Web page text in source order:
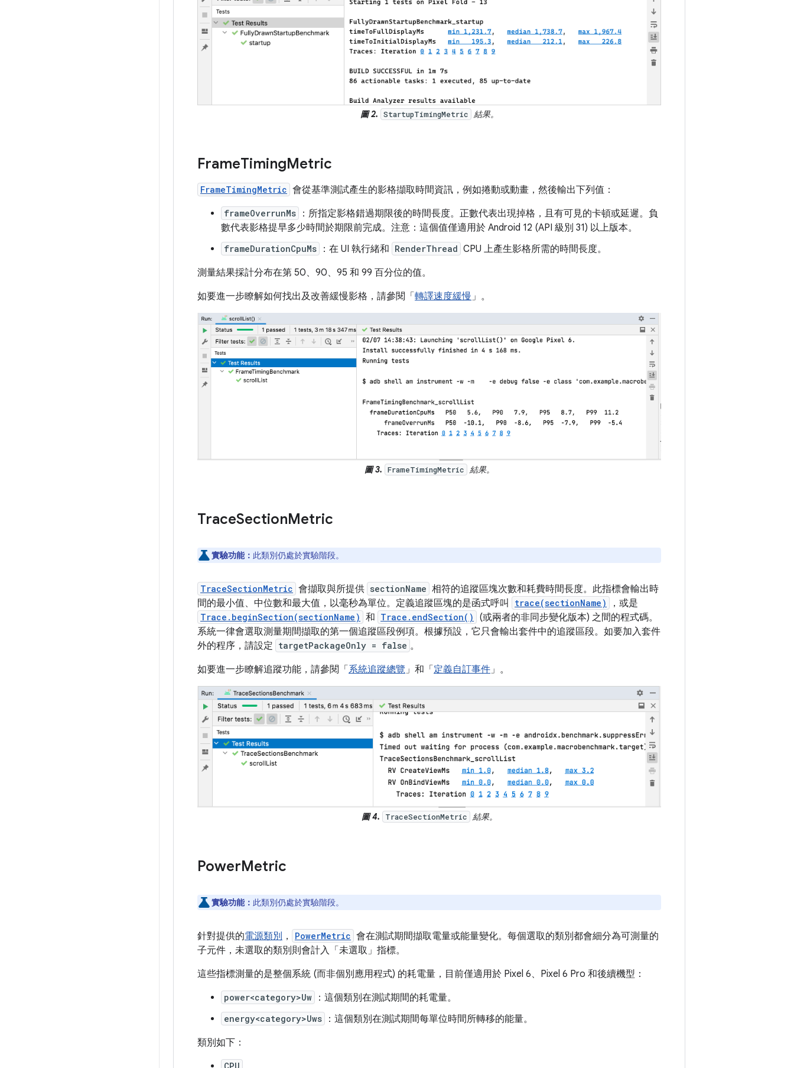
圖 2. StartupTimingMetric 結果。
FrameTimingMetric
FrameTimingMetric 會從基準測試產生的影格擷取時間資訊，例如捲動或動畫，然後輸出下列值：
frameOverrunMs
：所指定影格錯過期限後的時間長度。正數代表出現掉格，且有可見的卡頓或延遲。負
數代表影格提早多少時間於期限前完成。注意：這個值僅適用於 Android 12 (API 級別 31) 以上版本。
frameDurationCpuMs ：在 UI 執行緒和 RenderThread CPU 上產生影格所需的時間長度。
測量結果採計分布在第 50、90、95 和 99 百分位的值。
如要進一步瞭解如何找出及改善緩慢影格，請參閱「 轉譯速度緩慢」。
圖 3. FrameTimingMetric 結果。
TraceSectionMetric
實驗功能： 此類別仍處於實驗階段。
TraceSectionMetric 會擷取與所提供 sectionName 相符的追蹤區塊次數和耗費時間長度。此指標會輸出時
間的最小值、中位數和最大值，以毫秒為單位。定義追蹤區塊的是函式呼叫
trace(sectionName) ，或是
Trace.beginSection(sectionName) 和 Trace.endSection()
(或兩者的非同步變化版本) 之間的程式碼。
系統一律會選取測量期間擷取的第一個追蹤區段例項。根據預設，它只會輸出套件中的追蹤區段。如要加入套件
外的程序，請設定 targetPackageOnly = false 。
如要進一步瞭解追蹤功能，請參閱「系統追蹤總覽 」和「定義自訂事件 」。
圖 4. TraceSectionMetric 結果。
PowerMetric
實驗功能： 此類別仍處於實驗階段。
針對提供的電源類別 ， PowerMetric 會在測試期間擷取電量或能量變化。每個選取的類別都會細分為可測量的
子元件，未選取的類別則會計入「未選取」指標。
這些指標測量的是整個系統 (而非個別應用程式) 的耗電量，目前僅適用於 Pixel 6、Pixel 6 Pro 和後續機型：
power<category>Uw ：這個類別在測試期間的耗電量。
energy<category>Uws
：這個類別在測試期間每單位時間所轉移的能量。
類別如下：